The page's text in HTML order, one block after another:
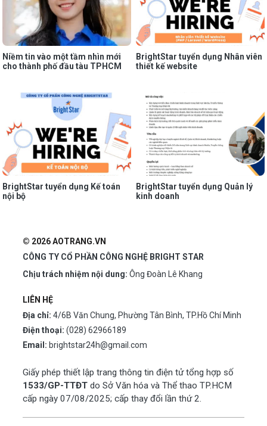
Niềm tin vào một tầm nhìn mới
cho thành phố đầu tàu TPHCM
BrightStar tuyển dụng Nhân viên
thiết kế website
BrightStar tuyển dụng Kế toán
nội bộ
BrightStar tuyển dụng Quản lý
kinh doanh
© 2026 AOTRANG.VN
CÔNG TY CỔ PHẦN CÔNG NGHỆ BRIGHT STAR
Chịu trách nhiệm nội dung: Ông Đoàn Lê Khang
LIÊN HỆ
Địa chỉ: 4/6B Văn Chung, Phường Tân Bình, TP.Hồ Chí Minh
Điện thoại: (028) 62966189
Email: brightstar24h@gmail.com
Giấy phép thiết lập trang thông tin điện tử tổng hợp số
1533/GP-TTĐT do Sở Văn hóa và Thể thao TP.HCM
cấp ngày 07/08/2025; cấp thay đổi lần thứ 2.